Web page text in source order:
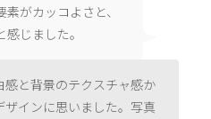
がカッコよさと、
じました。
感と背景のテクスチャ感か
ザインに思いました。写真